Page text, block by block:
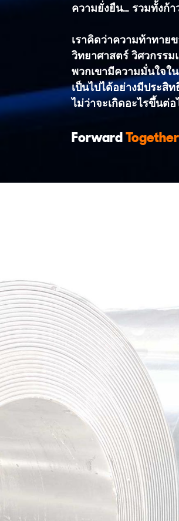
ความยั่งยืน… รวมทั้งก้า
เราคิดว่าความท้าทาย
วิทยาศาสตร์ วิศวกรรม
พวกเขามีความมั่นใจใ
เป็นไปได้อย่างมีประสิ
ไม่ว่าจะเกิดอะไรขึ้นต่อ
ForwardTogether